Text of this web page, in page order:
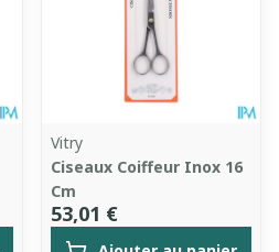
Vitry
Ciseaux Coiffeur Inox 16
Cm
53,01 €